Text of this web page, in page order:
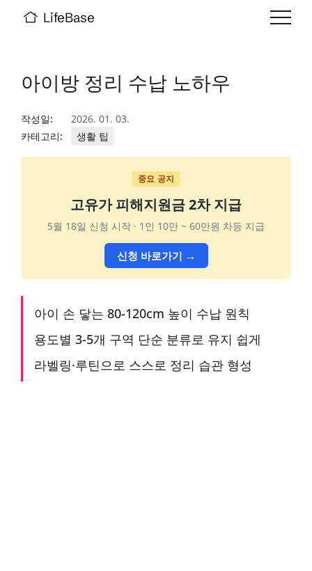
LifeBase
아이방 정리 수납 노하우
작성일:
2026. 01. 03.
카테고리:
생활 팁
중요 공지
고유가 피해지원금 2차 지급
5월 18일 신청 시작 · 1인 10만 ~ 60만원 차등 지급
신청 바로가기 →
아이 손 닿는 80-120cm 높이 수납 원칙
용도별 3-5개 구역 단순 분류로 유지 쉽게
라벨링·루틴으로 스스로 정리 습관 형성